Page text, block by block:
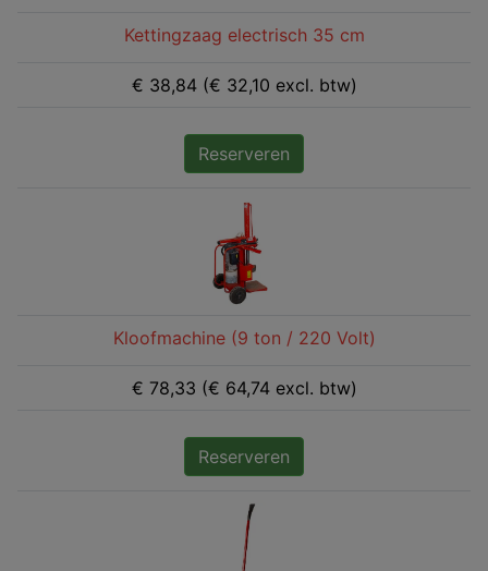
Kettingzaag electrisch 35 cm
€ 38,84 (€ 32,10 excl. btw)
Reserveren
Kloofmachine (9 ton / 220 Volt)
€ 78,33 (€ 64,74 excl. btw)
Reserveren